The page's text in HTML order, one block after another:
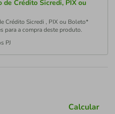
de Crédito Sicredi, PIX ou
Crédito Sicredi , PIX ou Boleto*
para a compra deste produto.
PJ
Calcular